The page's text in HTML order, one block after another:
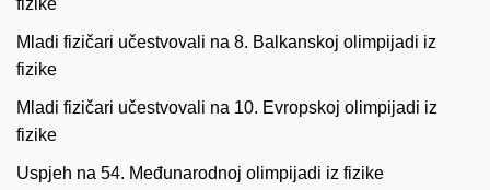
fizike
Mladi fizičari učestvovali na 8. Balkanskoj olimpijadi iz
fizike
Mladi fizičari učestvovali na 10. Evropskoj olimpijadi iz
fizike
Uspjeh na 54. Međunarodnoj olimpijadi iz fizike